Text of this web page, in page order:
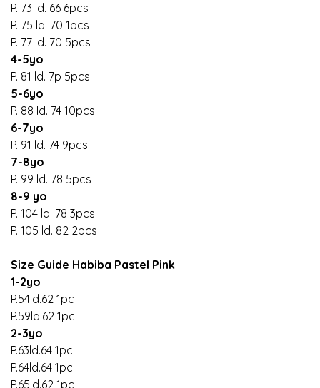
P. 73 ld. 66 6pcs
P. 75 ld. 70 1pcs
P. 77 ld. 70 5pcs
4-5yo
P. 81 ld. 7p 5pcs
5-6yo
P. 88 ld. 74 10pcs
6-7yo
P. 91 ld. 74 9pcs
7-8yo
P. 99 ld. 78 5pcs
8-9 yo
P. 104 ld. 78 3pcs
P. 105 ld. 82 2pcs
Size Guide Habiba Pastel Pink
1-2yo
P.54ld.62 1pc
P.59ld.62 1pc
2-3yo
P.63ld.64 1pc
P.64ld.64 1pc
P.65ld.62 1pc